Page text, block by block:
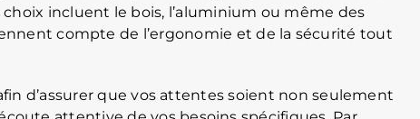
incluent le bois, l’aluminium ou même des
compte de l’ergonomie et de la sécurité tout
d’assurer que vos attentes soient non seulement